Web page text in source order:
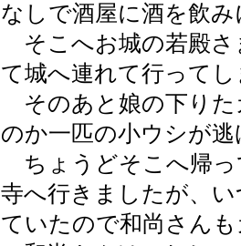
なしで酒屋に酒を飲
そこへお城の若殿さ
て城へ連れて行って
そのあと娘の下りた
のか一匹の小ウシが
ちょうどそこへ帰っ
寺へ行きましたが、
ていたので和尚さん